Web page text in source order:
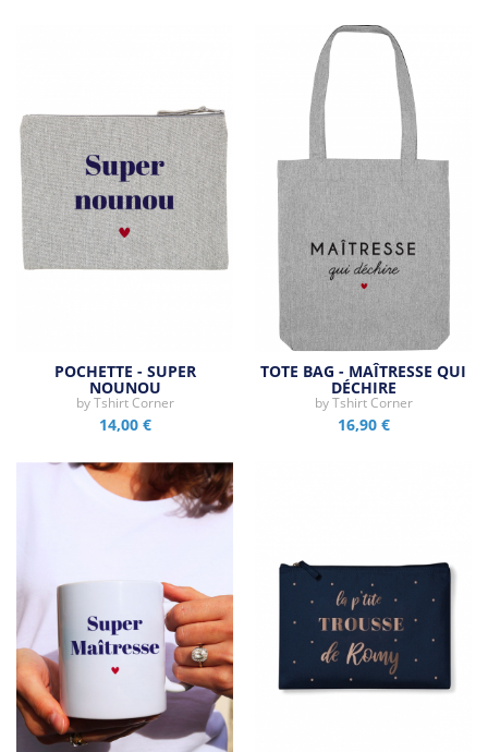
POCHETTE - SUPER
NOUNOU
byTshirt Corner
14,00 €
TOTE BAG - MAÎTRESSE QUI
DÉCHIRE
byTshirt Corner
16,90 €